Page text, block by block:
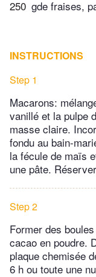
250 gde fraises,
INSTRUCTIONS
Step 1
Macarons:
vanillé et la pulpe
masse claire.
fondu au bain-
la fécule de maïs
une pâte.
Step 2
Former des
cacao en poudre.
plaque chemisée
6 h ou toute une